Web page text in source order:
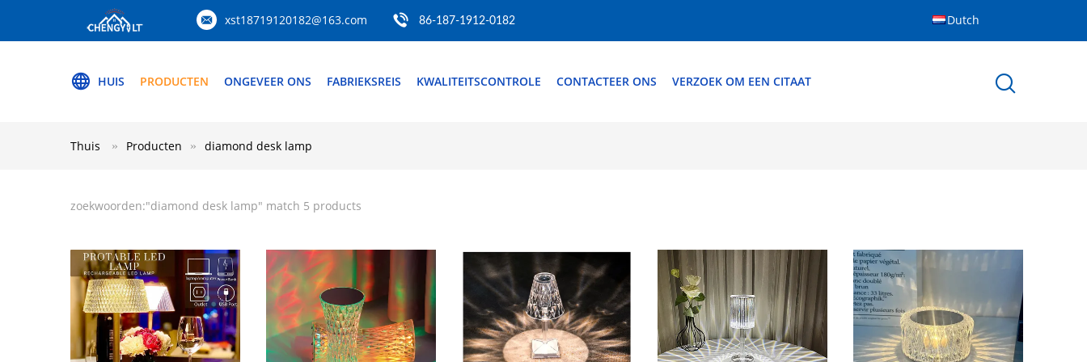
xst18719120182@163.com 86-187-1912-0182 Dutch
HUIS PRODUCTEN ONGEVEER ONS FABRIEKSREIS KWALITEITSCONTROLE CONTACTEER ONS VERZOEK OM EEN CITAAT
Thuis Producten diamond desk lamp
zoekwoorden:"diamond desk lamp" match 5 products